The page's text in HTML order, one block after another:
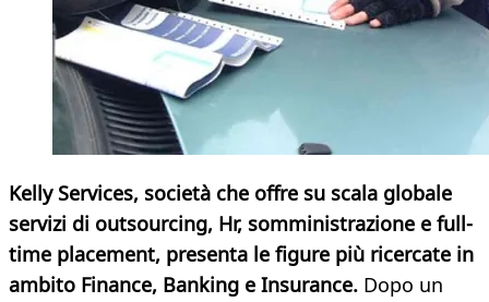
Kelly Services, società che offre su scala globale
servizi di outsourcing, Hr, somministrazione e full-
time placement, presenta le figure più ricercate in
ambito Finance, Banking e Insurance. Dopo un